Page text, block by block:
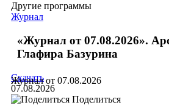
Другие программы
Журнал
«Журнал от 07.08.2026».
Глафира Базурина
Журнал от 07.08.2026
Скачать
07.08.2026
Поделиться